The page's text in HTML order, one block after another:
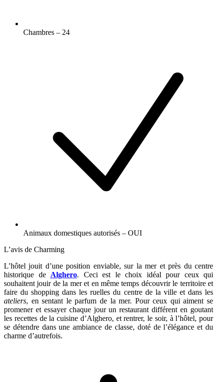
Chambres – 24
Animaux domestiques autorisés – OUI
L’avis de Charming
L’hôtel jouit d’une position enviable, sur la mer et près du centre
historique de Alghero. Ceci est le choix idéal pour ceux qui
souhaitent jouir de la mer et en même temps découvrir le territoire et
faire du shopping dans les ruelles du centre de la ville et dans les
ateliers, en sentant le parfum de la mer. Pour ceux qui aiment se
promener et essayer chaque jour un restaurant différent en goutant
les recettes de la cuisine d’Alghero, et rentrer, le soir, à l’hôtel, pour
se détendre dans une ambiance de classe, doté de l’élégance et du
charme d’autrefois.